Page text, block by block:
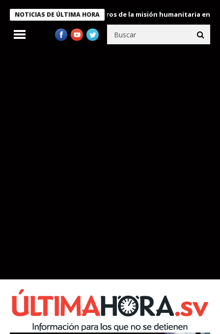
NOTICIAS DE ÚLTIMA HORA
condecora a miembros de la misión humanitaria enviada a